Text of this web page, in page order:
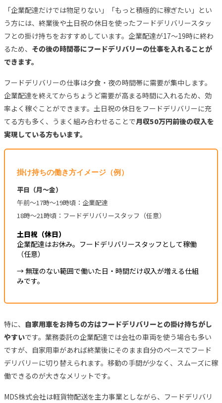
「企業配達だけでは物足りない」「もっと積極的に稼ぎたい」とい
う方には、終業後や土日祝の休日を使ったフードデリバリースタッ
フとの掛け持ちをおすすめしています。企業配達が17〜19時に終わ
るため、 その後の時間帯にフードデリバリーの仕事を入れることが
できます。
フードデリバリーの仕事は夕食・夜の時間帯に需要が集中します。
企業配達を終えてからちょうど需要が高まる時間に入れるため、効
率よく稼ぐことができます。土日祝の休日をフードデリバリーに充
てる方も多く、うまく組み合わせることで月収50万円前後の収入を
実現している方もいます。
掛け持ちの働き方イメージ（例）
平日（月〜金）
午前〜17時〜19時頃：企業配達
18時〜21時頃：フードデリバリースタッフ（任意）
土日祝（休日）
企業配達はお休み。フードデリバリースタッフとして稼働
（任意）
→ 無理のない範囲で働いた日・時間だけ収入が増える仕組
みです。
特に、 自家用車をお持ちの方はフードデリバリーとの掛け持ちがし
やすいです。業務委託の企業配達では会社の車両を使う場合も多い
ですが、自家用車があれば終業後にそのまま自分のペースでフード
デリバリーに切り替えられます。移動の手間が少なく、スムーズに稼
働できるのが大きなメリットです。
MDS株式会社は軽貨物配送を主力事業としながら、フードデリバリ